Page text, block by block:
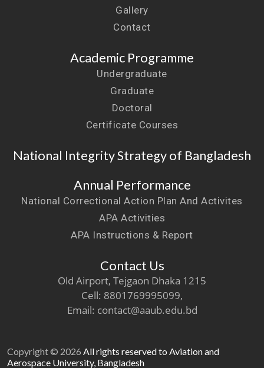
Gallery
Contact
Academic Programme
Undergraduate
Graduate
Doctoral
Certificate Courses
National Integrity Strategy of Bangladesh
Annual Performance
National Correctional Action Plan And Activites
APA Activities
APA Instructions & Report
Contact Us
Old Airport, Tejgaon Dhaka 1215
Cell: 8801769995099,
Email: contact@aaub.edu.bd
Copyright © 2026 All rights reserved to Aviation and
Aerospace University, Bangladesh